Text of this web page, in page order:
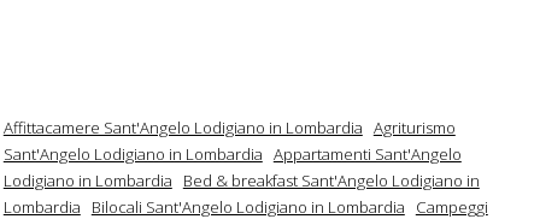
Affittacamere Sant'Angelo Lodigiano in Lombardia Agriturismo
Sant'Angelo Lodigiano in Lombardia Appartamenti Sant'Angelo
Lodigiano in Lombardia
Bed & breakfast Sant'Angelo Lodigiano in
Lombardia
Bilocali Sant'Angelo Lodigiano in Lombardia
Campeggi